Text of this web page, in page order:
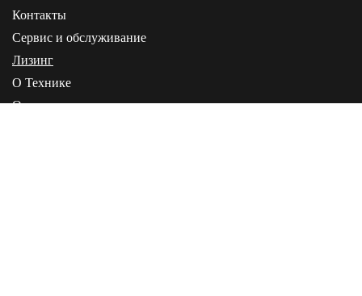
Контакты
Сервис и обслуживание
Лизинг
О Технике
О компании